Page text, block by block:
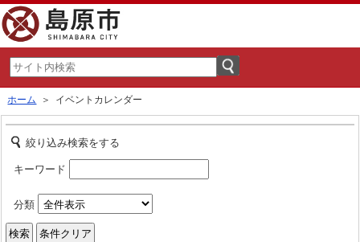
ホーム ＞ イベントカレンダー
絞り込み検索をする
キーワード
分類